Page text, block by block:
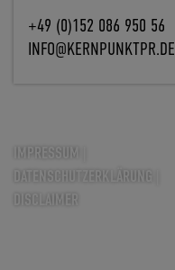
+49 (0)152 086 950 56
INFO@KERNPUNKTPR.DE
IMPRESSUM
DATENSCHUTZERKLÄRUNG
DISCLAIMER